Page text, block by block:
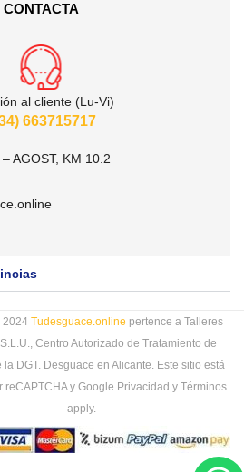
CONTACTA
al cliente (Lu-Vi)
663715717
AGOST, KM 10.2
2024 Tudesguace.online pertence a Talleres
Centro Autorizado de Tratamiento de
la DGT. Desguace en Alicante. Este sitio está
reCAPTCHA y Google Privacidad y Términos
apply.